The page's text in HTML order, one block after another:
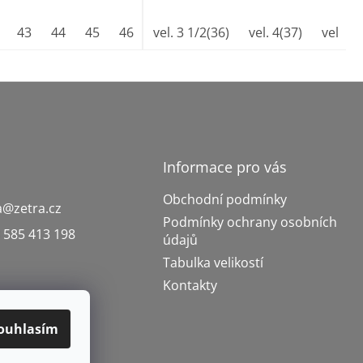
1/2(44) vel.10 (45) vel.11 (46)
44 45 46 47
43 44 45 46 vel. 3 1/2(36) vel. 4(37) vel.5
@zetra.cz
413 198
Informace pro vás
Obchodní podmínky
Podmínky ochrany osobních
údajů
Tabulka velikostí
Kontakty